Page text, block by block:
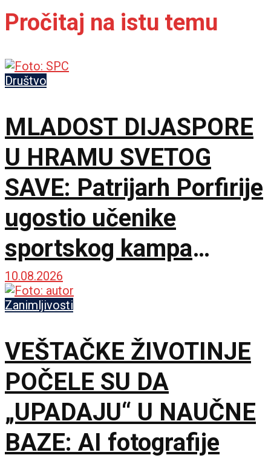
Pročitaj na istu temu
Društvo
MLADOST DIJASPORE
U HRAMU SVETOG
SAVE: Patrijarh Porfirije
ugostio učenike
sportskog kampa
„Srbija te zove”
10.08.2026
Zanimljivosti
VEŠTAČKE ŽIVOTINJE
POČELE SU DA
„UPADAJU“ U NAUČNE
BAZE: AI fotografije